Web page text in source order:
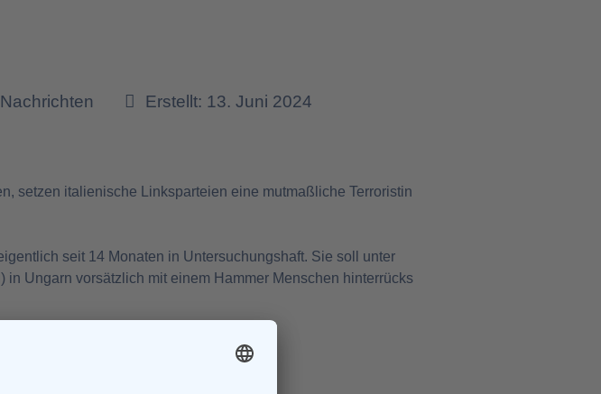
Nachrichten Erstellt: 13. Juni 2024
setzen italienische Linksparteien eine mutmaßliche Terroristin
seit 14 Monaten in Untersuchungshaft. Sie soll unter
Ungarn vorsätzlich mit einem Hammer Menschen hinterrücks
EU-Parlament?